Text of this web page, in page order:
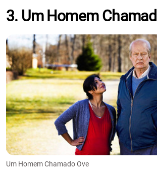
3. Um Homem
Um Homem Chamado Ove